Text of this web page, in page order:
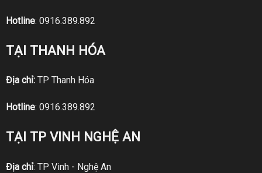
Hotline: 0916.389.892
TẠI THANH HÓA
Địa chỉ:TP Thanh Hóa
Hotline: 0916.389.892
TẠI TP VINH NGHỆ AN
Địa chỉ: TP Vinh - Nghệ An